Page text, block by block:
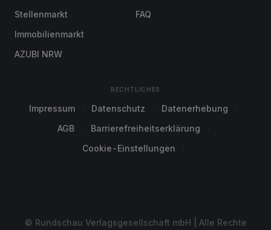
Stellenmarkt
Immobilienmarkt
AZUBI NRW
FAQ
RECHTLICHES
Impressum Datenschutz
Datenerhebung
AGB
Barrierefreiheitserklärung
Cookie-Einstellungen
© Rundschau Verlagsgesellschaft mbH | Alle Rechte